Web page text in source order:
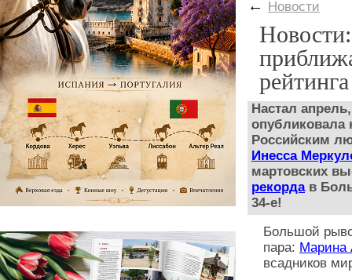
← Новости
Настал
опубликовала
Российским
Инесса
мартовских
рекордав
34-е!
Большой
пара: Марина
всадников